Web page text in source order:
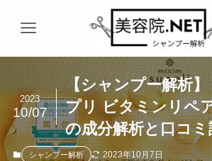
【シャンプー解析
プリ ビタミンリペ
の成分解析と口コミ
2023
10/07
シャンプー解析 2023年10月7日